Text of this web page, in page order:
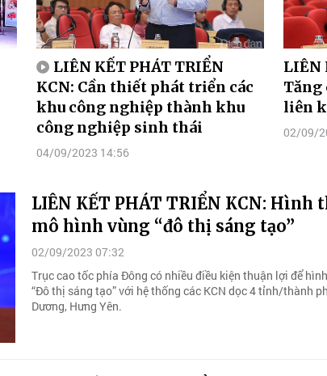
LIÊN KẾT PHÁT TRIỂN
KCN: Cần thiết phát triển các
khu công nghiệp thành khu
công nghiệp sinh thái
04/09/2023 14:56
LIÊN
Tăng
liên
02/09/
LIÊN KẾT PHÁT TRIỂN KCN:
mô hình vùng “đô thị sáng tạo”
02/09/2023 07:32
Trục cao tốc phía Đông có nhiều điều kiện thuận lợi để
“Đô thị sáng tạo” với hệ thống các KCN dọc 4 tỉnh/thành
Dương, Hưng Yên.